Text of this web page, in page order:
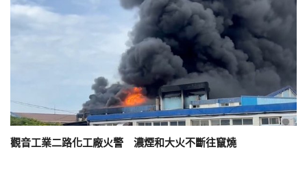
觀音工業二路化工廠火警 濃煙和大火不斷往竄燒